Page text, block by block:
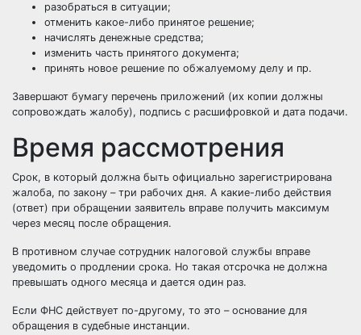
разобраться в ситуации;
отменить какое-либо принятое решение;
начислять денежные средства;
изменить часть принятого документа;
принять новое решение по обжалуемому делу и пр.
Завершают бумагу перечень приложений (их копии должны
сопровождать жалобу), подпись с расшифровкой и дата подачи.
Время рассмотрения
Срок, в который должна быть официально зарегистрирована
жалоба, по закону – три рабочих дня. А какие-либо действия
(ответ) при обращении заявитель вправе получить максимум
через месяц после обращения.
В противном случае сотрудник налоговой службы вправе
уведомить о продлении срока. Но такая отсрочка не должна
превышать одного месяца и дается один раз.
Если ФНС действует по-другому, то это – основание для
обращения в судебные инстанции.